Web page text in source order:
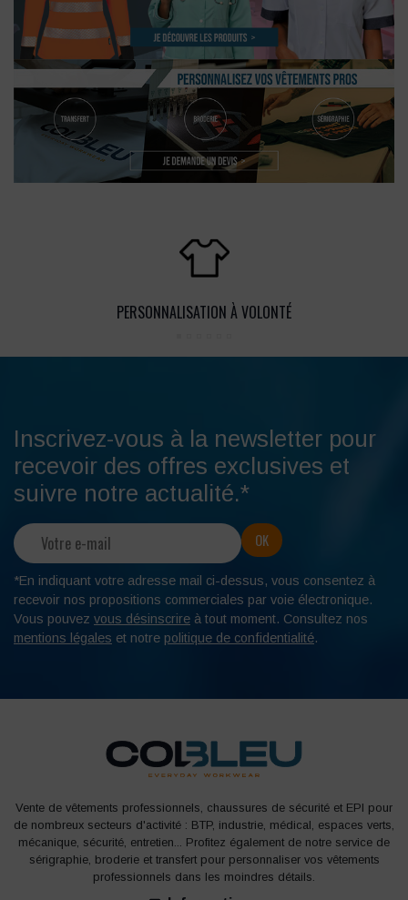
PERSONNALISATION À VOLONTÉ
Inscrivez-vous à la newsletter pour
recevoir des offres exclusives et
suivre notre actualité.*
*En indiquant votre adresse mail ci-dessus, vous consentez à
recevoir nos propositions commerciales par voie électronique.
Vous pouvez vous désinscrire à tout moment. Consultez nos
mentions légales et notre politique de confidentialité.
Vente de vêtements professionnels, chaussures de sécurité et EPI pour
de nombreux secteurs d'activité : BTP, industrie, médical, espaces verts,
mécanique, sécurité, entretien... Profitez également de notre service de
sérigraphie, broderie et transfert pour personnaliser vos vêtements
professionnels dans les moindres détails.